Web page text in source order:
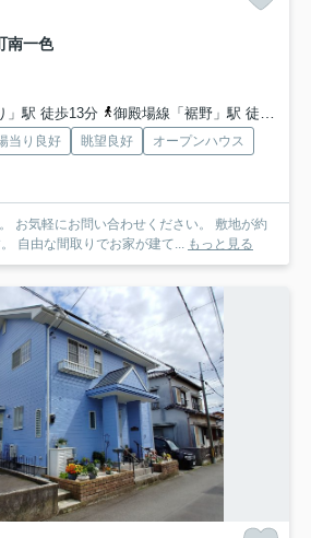
南一色
」駅 徒歩13分
御殿場線「裾野」駅 徒歩37分
当り良好 眺望良好
オープンハウス
軽にお問い合わせください。 敷地が約
自由な間取りでお家が建て... もっと見る